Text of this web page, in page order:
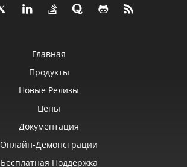
Главная
Продукты
Новые Релизы
Цены
Документация
Онлайн‑демонстрации
Бесплатная Поддержка